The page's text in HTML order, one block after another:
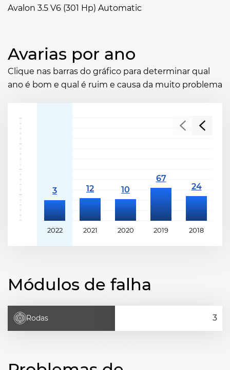
Avalon 3.5 V6 (301 Hp) Automatic
Avarias por ano
Clique nas barras do gráfico para determinar qual
ano é bom e qual é ruim e causa da muito problema
2022 2021 2020 2019 2018
Módulos de falha
Rodas